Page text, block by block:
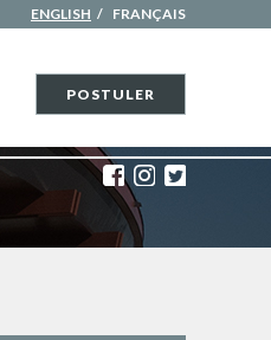
ENGLISH FRANÇAIS
RECHERCHE
POSTULER
FacebookInstagram